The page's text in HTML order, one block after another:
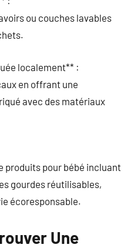
ou couches lavables
localement** :
en offrant une
avec des matériaux
produits pour bébé incluant
gourdes réutilisables,
écoresponsable.
Une